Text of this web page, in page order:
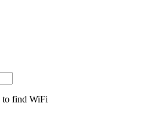
to find WiFi